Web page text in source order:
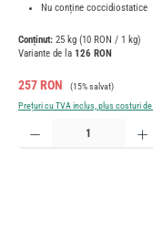
Nu conține coccidiostatice
Conținut: 25 kg (10 RON / 1 kg)
Variante de la 126 RON
Preț de vânzare:
257 RON Preț obișnuit:
(15% salvat)
Prețuri cu TVA inclus, plus costuri
Cantitate produs: Introduceți